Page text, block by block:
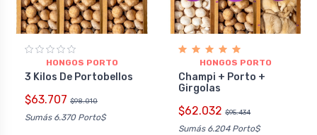
HONGOS PORTO
3 Kilos De Portobellos
$63.707 $98.010
Sumás 6.370 Porto$
HONGOS PORTO
Champi + Porto +
Girgolas
$62.032 $95.434
Sumás 6.204 Porto$